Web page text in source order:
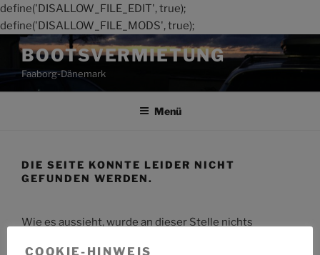
define('DISALLOW_FILE_EDIT', true);
define('DISALLOW_FILE_MODS', true);
Zum
Inhalt
springen
BOOTSVERMIETUNG
Faaborg-Dänemark
Menü
DIE SEITE KONNTE LEIDER NICHT
GEFUNDEN WERDEN.
Wie es aussieht, wurde an dieser Stelle nichts
COOKIE-HINWEIS